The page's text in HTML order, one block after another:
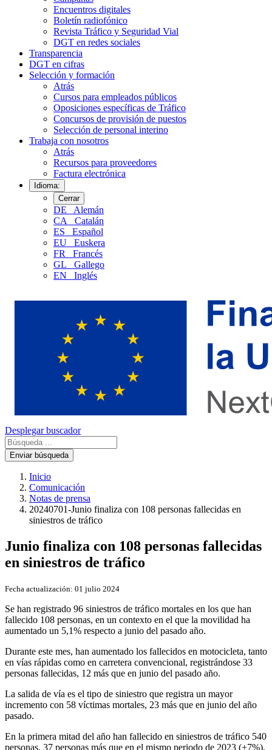
Encuentros digitales
Boletín radiofónico
Revista Tráfico y Seguridad Vial
DGT en redes sociales
Transparencia
DGT en cifras
Selección y formación
Atrás
Cursos para empleados públicos
Oposiciones específicas de Tráfico
Concursos de provisión de puestos
Selección de personal interino
Trabaja con nosotros
Atrás
Recursos para proveedores
Factura electrónica
Idioma:
Cerrar
DE
Alemán
CA
Catalán
ES
Español
EU
Euskera
FR
Francés
GL
Gallego
EN
Inglés
Desplegar buscador
Enviar búsqueda
Inicio
Comunicación
Notas de prensa
20240701-Junio finaliza con 108 personas fallecidas en
siniestros de tráfico
Junio finaliza con 108 personas fallecidas
en siniestros de tráfico
Fecha actualización: 01 julio 2024
Se han registrado 96 siniestros de tráfico mortales en los que han
fallecido 108 personas, en un contexto en el que la movilidad ha
aumentado un 5,1% respecto a junio del pasado año.
Durante este mes, han aumentado los fallecidos en motocicleta, tanto
en vías rápidas como en carretera convencional, registrándose 33
personas fallecidas, 12 más que en junio del pasado año.
La salida de vía es el tipo de siniestro que registra un mayor
incremento con 58 víctimas mortales, 23 más que en junio del año
pasado.
En la primera mitad del año han fallecido en siniestros de tráfico 540
personas, 37 personas más que en el mismo periodo de 2023 (+7%).